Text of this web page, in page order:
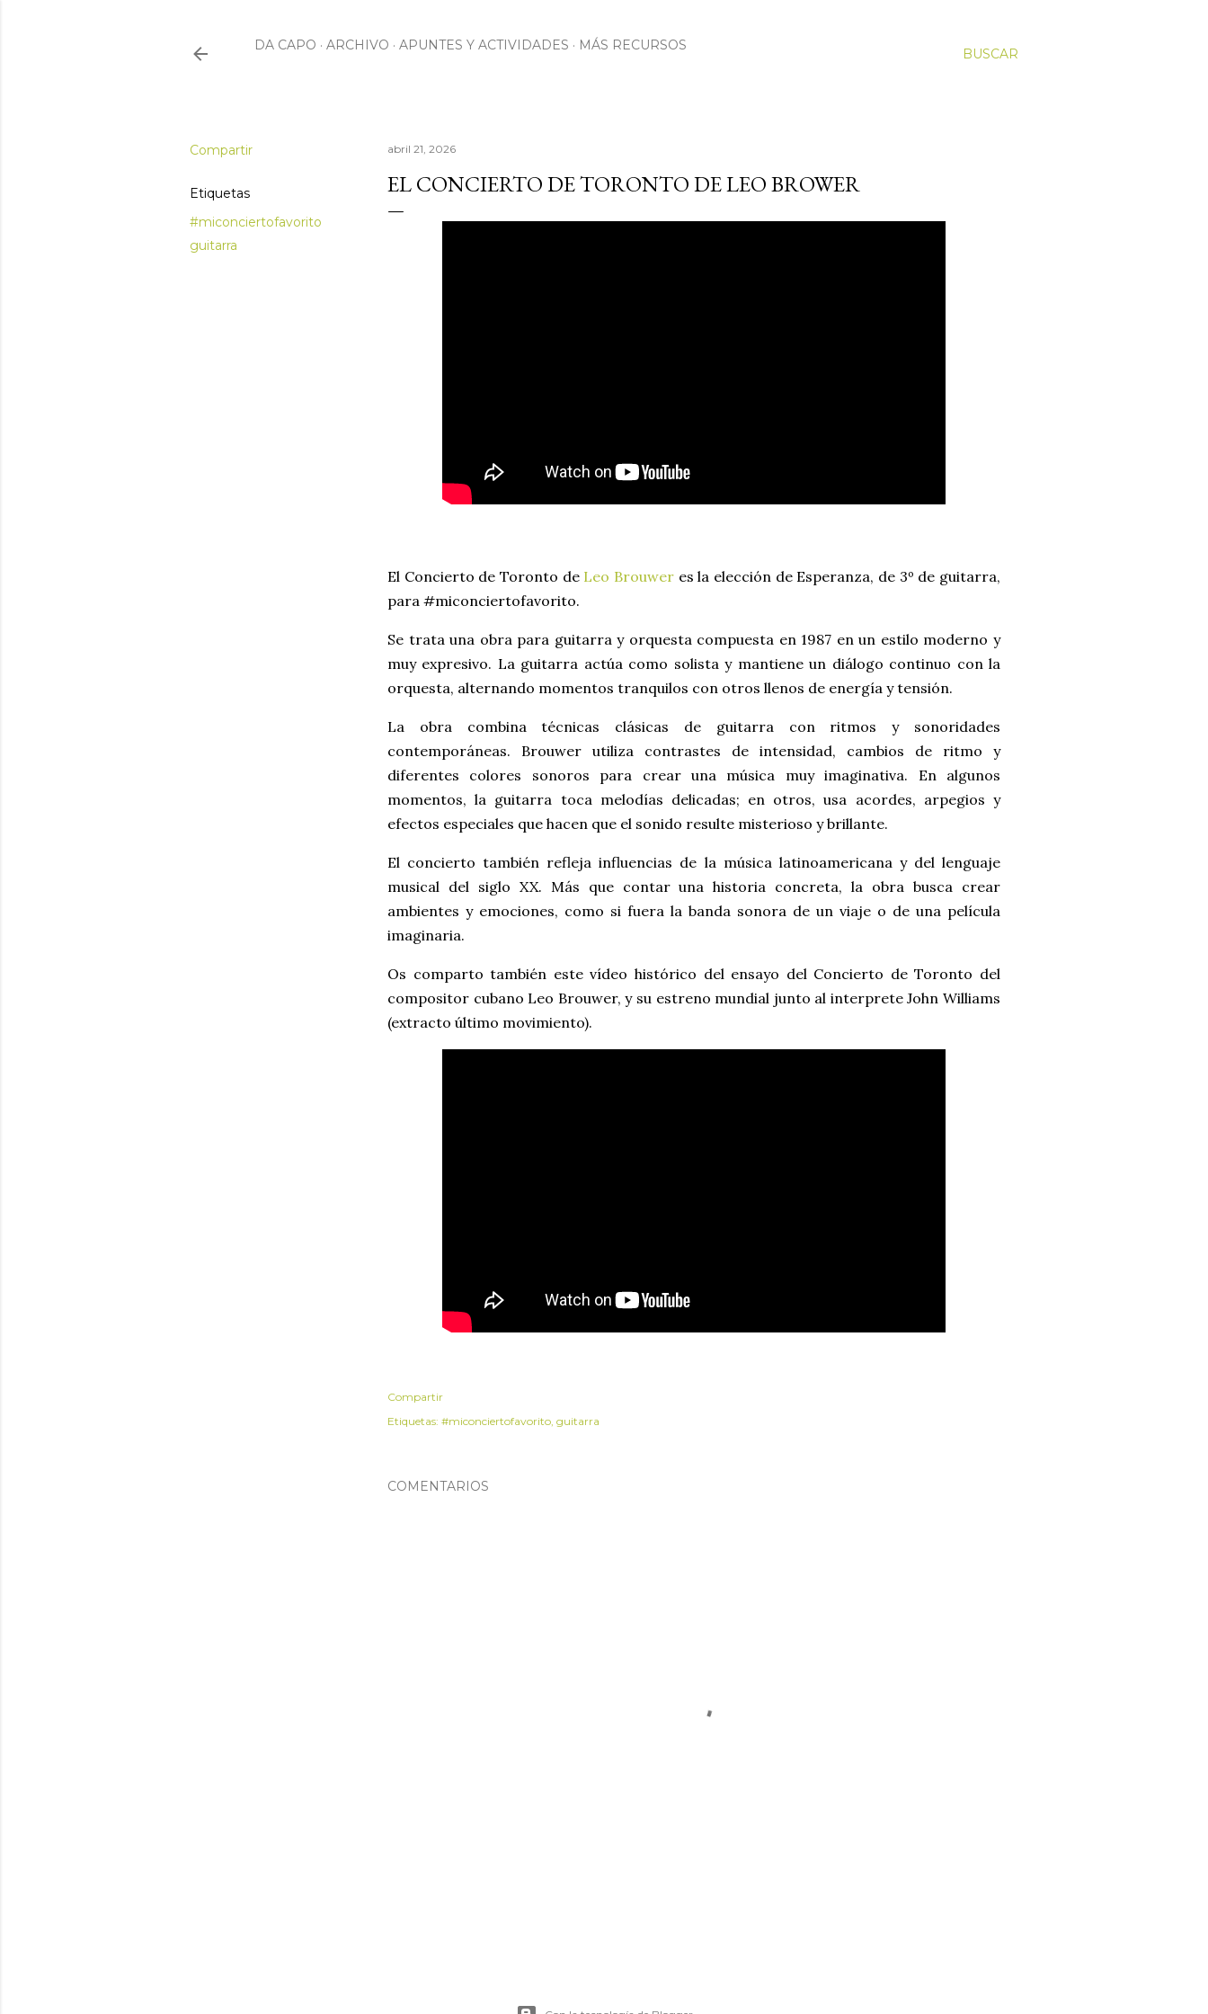
BUSCAR
DA CAPO ARCHIVO APUNTES Y ACTIVIDADES MÁS RECURSOS
Compartir
Etiquetas
#miconciertofavorito
guitarra
abril 21, 2026
EL CONCIERTO DE TORONTO DE LEO BROWER
El Concierto de Toronto de Leo Brouwer es la elección de Esperanza, de 3º de guitarra,
para #miconciertofavorito.
Se trata una obra para guitarra y orquesta compuesta en 1987 en un estilo moderno y
muy expresivo. La guitarra actúa como solista y mantiene un diálogo continuo con la
orquesta, alternando momentos tranquilos con otros llenos de energía y tensión.
La obra combina técnicas clásicas de guitarra con ritmos y sonoridades
contemporáneas. Brouwer utiliza contrastes de intensidad, cambios de ritmo y
diferentes colores sonoros para crear una música muy imaginativa. En algunos
momentos, la guitarra toca melodías delicadas; en otros, usa acordes, arpegios y
efectos especiales que hacen que el sonido resulte misterioso y brillante.
El concierto también refleja influencias de la música latinoamericana y del lenguaje
musical del siglo XX. Más que contar una historia concreta, la obra busca crear
ambientes y emociones, como si fuera la banda sonora de un viaje o de una película
imaginaria.
Os comparto también este vídeo histórico del ensayo del Concierto de Toronto del
compositor cubano Leo Brouwer, y su estreno mundial junto al interprete John Williams
(extracto último movimiento).
Compartir
Etiquetas: #miconciertofavorito guitarra
COMENTARIOS